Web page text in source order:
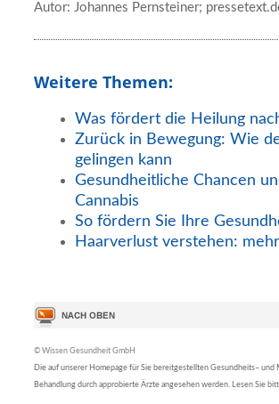
Autor: Johannes Pernsteiner;
Weitere Themen:
Was fördert die Heilung
Zurück in Bewegung: Wie
gelingen kann
Gesundheitliche Chancen
Cannabis
So fördern Sie Ihre
Haarverlust verstehen:
© Wissen Gesundheit GmbH
Die auf unserer Homepage für Sie bereitgestellten Gesundheits–
Behandlung durch approbierte Ärzte angesehen werden. Lesen Sie